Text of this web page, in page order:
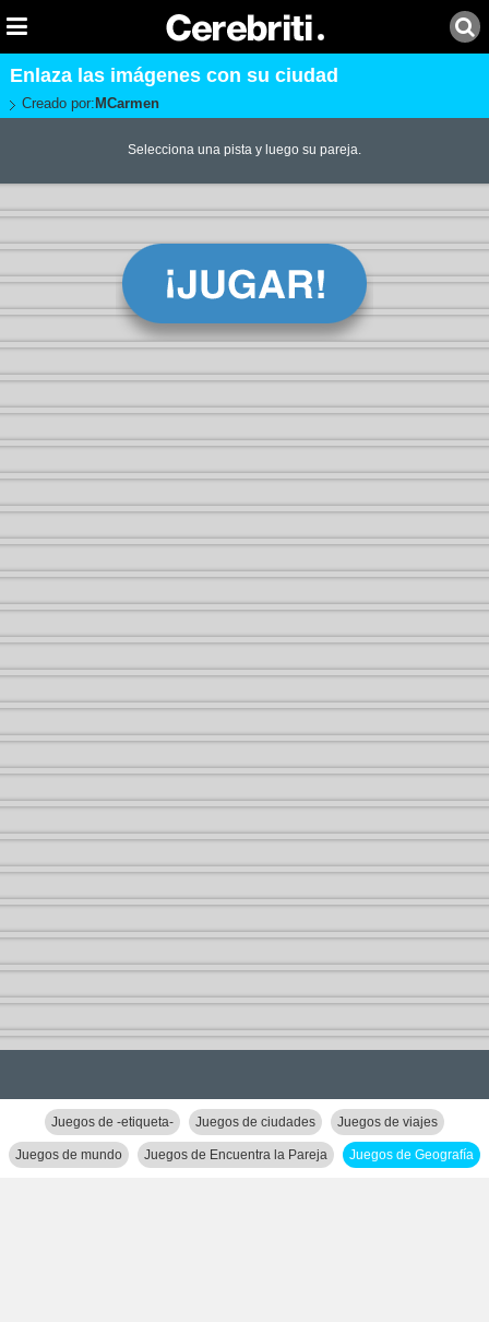
Enlaza las imágenes con su ciudad
Creado por: MCarmen
Selecciona una pista y luego su pareja.
Juegos de -etiqueta- Juegos de ciudades Juegos de viajes
Juegos de mundo Juegos de Encuentra la Pareja Juegos de Geografía